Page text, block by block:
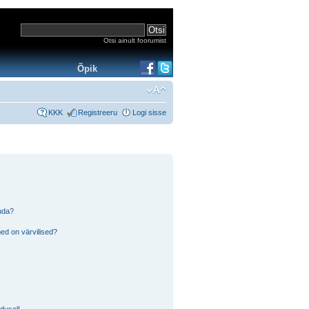
Otsi ainult foorumist
Õpik
KKK Registreeru Logi sisse
on värvilised?